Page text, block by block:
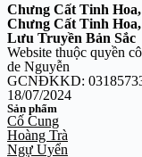
Chưng Cất Tinh
Chưng Cất Tinh Hoa,
Lưu Truyền Bản Sắc
Website thuộc quyền
de Nguyễn
GCNĐKKD:
18/07/2024
Sản phẩm
Cố Cung
Hoàng Trà
Ngự Uyển